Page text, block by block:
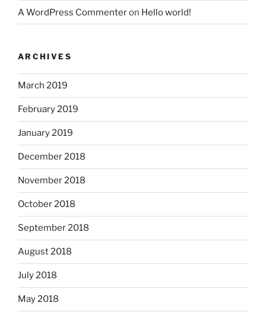
A WordPress Commenteron Hello world!
ARCHIVES
March 2019
February 2019
January 2019
December 2018
November 2018
October 2018
September 2018
August 2018
July 2018
May 2018